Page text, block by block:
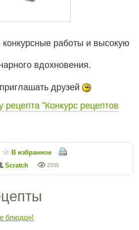
работы и высокую
вдохновения.
друзей
рецепта "Конкурс рецептов
2335
Scratch
В избранное
блюдо»!